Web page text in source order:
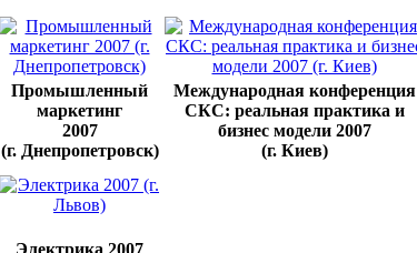
Промышленный
маркетинг
2007
(г. Днепропетровск)
Международная конференция
СКС: реальная практика и
бизнес модели 2007
(г. Киев)
Электрика 2007